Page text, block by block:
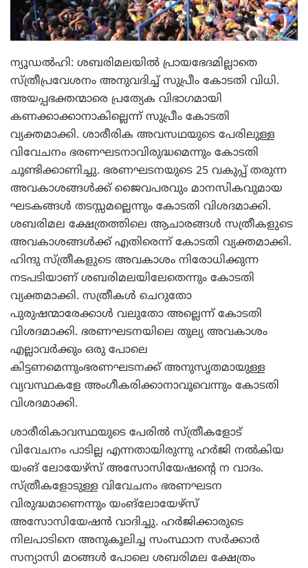
ന്യൂഡല്‍ഹി: ശബരിമലയില്‍ പ്രായഭേദമില്ലാതെ
സ്ത്രീപ്രവേശനം അനുവദിച്ച് സുപ്രീം കോടതി വിധി.
അയപ്പഭക്തന്മാരെ പ്രത്യേക വിഭാഗമായി
കണക്കാക്കാനാകില്ലെന്ന് സുപ്രീം കോടതി
വ്യക്തമാക്കി. ശാരീരിക അവസഥയുടെ പേരിലുള്ള
വിവേചനം ഭരണഘടനാവിരുദ്ധമെന്നും കോടതി
ചൂണ്ടിക്കാണിച്ചു. ഭരണഘടനയുടെ 25 വകുപ്പ് തരുന്ന
അവകാശങ്ങള്‍ക്ക് ജൈവപരവും മാനസികവുമായ
ഘടകങ്ങള്‍ തടസ്സമല്ലെന്നും കോടതി വിശദമാക്കി.
ശബരിമല ക്ഷേത്രത്തിലെ ആചാരങ്ങള്‍ സത്രീകളുടെ
അവകാശങ്ങള്‍ക്ക് എതിരെന്ന് കോടതി വ്യക്തമാക്കി.
ഹിന്ദു സ്ത്രീകളുടെ അവകാശം നിരോധിക്കുന്ന
നടപടിയാണ് ശബരിമലയിലേതെന്നും കോടതി
വ്യക്തമാക്കി. സത്രീകള്‍ ചെറുതോ
പുരുഷന്മാരേക്കാള്‍ വലുതോ അല്ലെന്ന് കോടതി
വിശദമാക്കി. ഭരണഘടനയിലെ തുല്യ അവകാശം
എല്ലാവര്‍ക്കും ഒരു പോലെ
കിട്ടണമെന്നുംഭരണഘടനക്ക് അനുസൃതമായുള്ള
വ്യവസ്ഥകളേ അംഗീകരിക്കാനാവൂവെന്നും കോടതി
വിശദമാക്കി.
ശാരീരികാവസ്ഥയുടെ പേരില്‍ സ്ത്രീകളോട്
വിവേചനം പാടില്ല എന്നതായിരുന്നു ഹര്‍ജി നല്‍കിയ
യംങ് ലോയേഴ്‌സ് അസോസിയേഷന്റെ ന വാദം.
സ്ത്രീകളോടുള്ള വിവേചനം ഭരണഘടന
വിരുദ്ധമാണെന്നും യംങ്‌ലോയേഴ്‌സ്
അസോസിയേഷന്‍ വാദിച്ചു. ഹര്‍ജിക്കാരുടെ
നിലപാടിനെ അനുകൂലിച്ച സംസ്ഥാന സര്‍ക്കാര്‍
സന്യാസി മഠങ്ങള്‍ പോലെ ശബരിമല ക്ഷേത്രം